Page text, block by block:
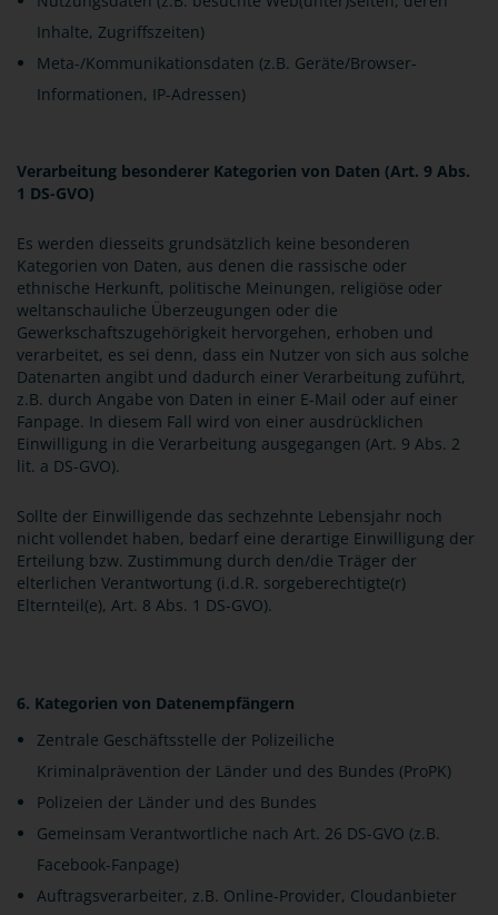
Inhalte, Zugriffszeiten)
Meta-/Kommunikationsdaten (z.B. Geräte/Browser-
Informationen, IP-Adressen)
Verarbeitung besonderer Kategorien von Daten (Art. 9 Abs.
1 DS-GVO)
Es werden diesseits grundsätzlich keine besonderen
Kategorien von Daten, aus denen die rassische oder
ethnische Herkunft, politische Meinungen, religiöse oder
weltanschauliche Überzeugungen oder die
Gewerkschaftszugehörigkeit hervorgehen, erhoben und
verarbeitet, es sei denn, dass ein Nutzer von sich aus solche
Datenarten angibt und dadurch einer Verarbeitung zuführt,
z.B. durch Angabe von Daten in einer E-Mail oder auf einer
Fanpage. In diesem Fall wird von einer ausdrücklichen
Einwilligung in die Verarbeitung ausgegangen (Art. 9 Abs. 2
lit. a DS-GVO).
Sollte der Einwilligende das sechzehnte Lebensjahr noch
nicht vollendet haben, bedarf eine derartige Einwilligung der
Erteilung bzw. Zustimmung durch den/die Träger der
elterlichen Verantwortung (i.d.R. sorgeberechtigte(r)
Elternteil(e), Art. 8 Abs. 1 DS-GVO).
6. Kategorien von Datenempfängern
Zentrale Geschäftsstelle der Polizeiliche
Kriminalprävention der Länder und des Bundes (ProPK)
Polizeien der Länder und des Bundes
Gemeinsam Verantwortliche nach Art. 26 DS-GVO (z.B.
Facebook-Fanpage)
Auftragsverarbeiter, z.B. Online-Provider, Cloudanbieter